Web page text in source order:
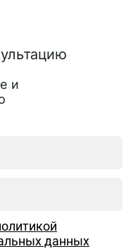
и
данных